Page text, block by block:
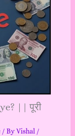
|| पूरी
/ ByVishal /